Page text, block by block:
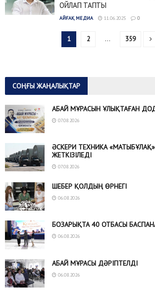
ОЙЛАП ТАПТЫ
АЙҒАҚ МЕДИА 11.06.2025 0
1 2 … 359
СОҢҒЫ ЖАҢАЛЫҚТАР
АБАЙ МҰРАСЫН ҰЛЫҚТАҒАН
07.08.2026
ӘСКЕРИ ТЕХНИКА
ЖЕТКІЗІЛЕДІ
07.08.2026
ШЕБЕР ҚОЛДЫҢ ӨРНЕГІ
06.08.2026
БОЗАРЫҚТА 40 ОТБАСЫ
06.08.2026
АБАЙ МҰРАСЫ ДӘРІПТЕЛДІ
06.08.2026